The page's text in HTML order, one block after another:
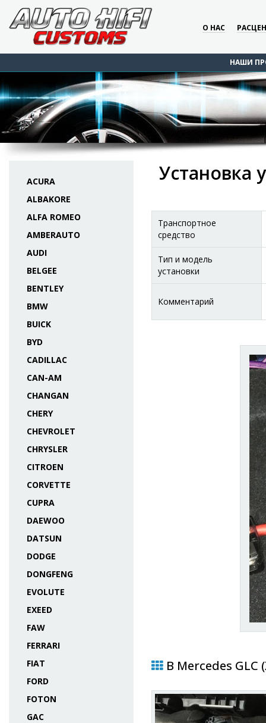
О НАС
НАШИ
ACURA
ALBAKORE
ALFA ROMEO
AMBERAUTO
AUDI
BELGEE
BENTLEY
BMW
BUICK
BYD
CADILLAC
CAN-AM
CHANGAN
CHERY
CHEVROLET
CHRYSLER
CITROEN
CORVETTE
CUPRA
DAEWOO
DATSUN
DODGE
DONGFENG
EVOLUTE
EXEED
FAW
FERRARI
FIAT
FORD
FOTON
GAC
Установка
Транспортное
средство
Тип и модель
установки
Комментарий
В Mercedes GLC